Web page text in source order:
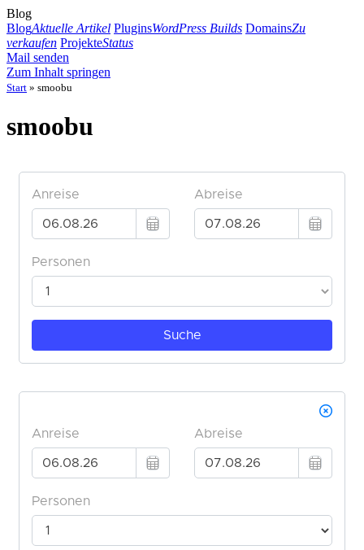
Blog
BlogAktuelle Artikel PluginsWordPress Builds DomainsZu
verkaufen ProjekteStatus
Mail senden
Zum Inhalt springen
Start » smoobu
smoobu